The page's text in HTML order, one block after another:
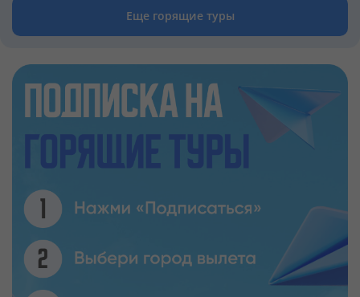
Еще горящие туры